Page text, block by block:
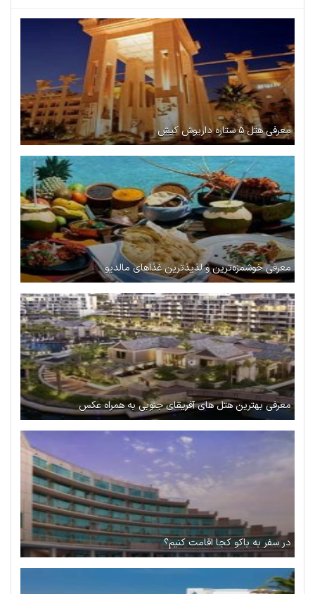
معرفی هتل ۵ ستاره داریوش کیش
معرفی خوشمزه‌ترین و لذیذترین غذاهای مالدیو
معرفی بهترین هتل های آفریقای جنوبی به همراه عکس
در سفر به باکو کجا اقامت کنیم؟